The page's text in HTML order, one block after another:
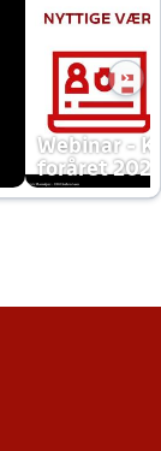
Webinar -
foråret